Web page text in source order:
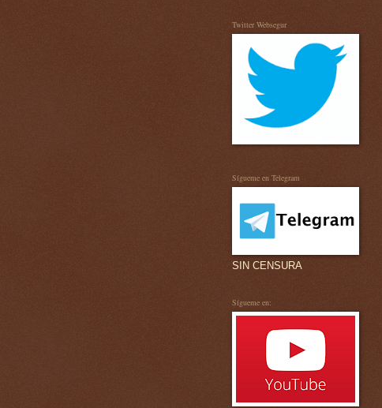
Twitter Websegur
Sígueme en Telegram
SIN CENSURA
Sígueme en: